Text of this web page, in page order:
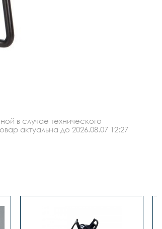
в случае технического
актуальна до 2026.08.07 12:27